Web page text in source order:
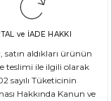
ve İADE HAKKI
satın aldıkları ürünün
teslimi ile ilgili olarak
sayılı Tüketicinin
Hakkında Kanun ve